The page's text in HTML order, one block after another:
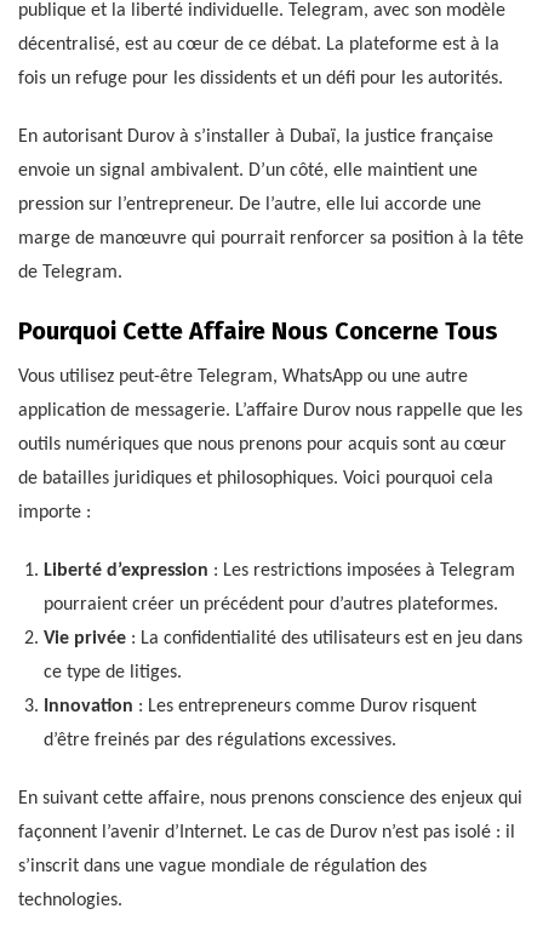
publique et la liberté individuelle. Telegram, avec son modèle
décentralisé, est au cœur de ce débat. La plateforme est à la
fois un refuge pour les dissidents et un défi pour les autorités.
En autorisant Durov à s’installer à Dubaï, la justice française
envoie un signal ambivalent. D’un côté, elle maintient une
pression sur l’entrepreneur. De l’autre, elle lui accorde une
marge de manœuvre qui pourrait renforcer sa position à la tête
de Telegram.
Pourquoi Cette Affaire Nous Concerne Tous
Vous utilisez peut-être Telegram, WhatsApp ou une autre
application de messagerie. L’affaire Durov nous rappelle que les
outils numériques que nous prenons pour acquis sont au cœur
de batailles juridiques et philosophiques. Voici pourquoi cela
importe :
Liberté d’expression : Les restrictions imposées à Telegram
pourraient créer un précédent pour d’autres plateformes.
Vie privée: La confidentialité des utilisateurs est en jeu dans
ce type de litiges.
Innovation : Les entrepreneurs comme Durov risquent
d’être freinés par des régulations excessives.
En suivant cette affaire, nous prenons conscience des enjeux qui
façonnent l’avenir d’Internet. Le cas de Durov n’est pas isolé : il
s’inscrit dans une vague mondiale de régulation des
technologies.